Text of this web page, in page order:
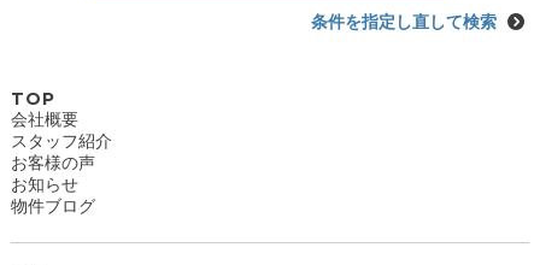
条件を指定し直して検索
TOP
会社概要
スタッフ紹介
お客様の声
お知らせ
物件ブログ